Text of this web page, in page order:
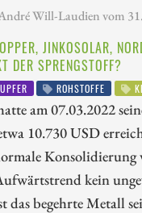
Will-Laudien vom
JINKOSOLAR,
DER SPRENGSTOFF?
ROHSTOFFE
am 07.03.2022
10.730 USD
Konsolidierung
kein
das begehrte Metall